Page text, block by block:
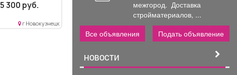
300 руб.
г Новокузнецк
межгород. Доставка
стройматериалов, ...
Все объявления
Подать объявление
НОВОСТИ